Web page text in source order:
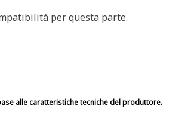
per questa parte.
alle caratteristiche tecniche del produttore.